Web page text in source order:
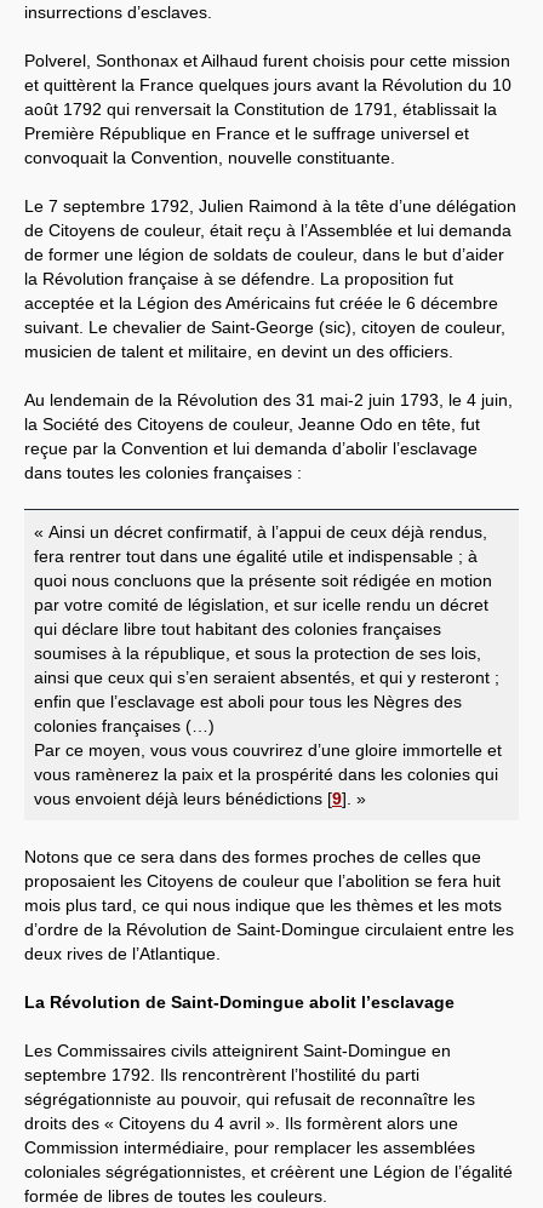
insurrections d’esclaves.
Polverel, Sonthonax et Ailhaud furent choisis pour cette mission
et quittèrent la France quelques jours avant la Révolution du 10
août 1792 qui renversait la Constitution de 1791, établissait la
Première République en France et le suffrage universel et
convoquait la Convention, nouvelle constituante.
Le 7 septembre 1792, Julien Raimond à la tête d’une délégation
de Citoyens de couleur, était reçu à l’Assemblée et lui demanda
de former une légion de soldats de couleur, dans le but d’aider
la Révolution française à se défendre. La proposition fut
acceptée et la Légion des Américains fut créée le 6 décembre
suivant. Le chevalier de Saint-George (sic), citoyen de couleur,
musicien de talent et militaire, en devint un des officiers.
Au lendemain de la Révolution des 31 mai-2 juin 1793, le 4 juin,
la Société des Citoyens de couleur, Jeanne Odo en tête, fut
reçue par la Convention et lui demanda d’abolir l’esclavage
dans toutes les colonies françaises :
« Ainsi un décret confirmatif, à l’appui de ceux déjà rendus,
fera rentrer tout dans une égalité utile et indispensable ; à
quoi nous concluons que la présente soit rédigée en motion
par votre comité de législation, et sur icelle rendu un décret
qui déclare libre tout habitant des colonies françaises
soumises à la république, et sous la protection de ses lois,
ainsi que ceux qui s’en seraient absentés, et qui y resteront ;
enfin que l’esclavage est aboli pour tous les Nègres des
colonies françaises (…)
Par ce moyen, vous vous couvrirez d’une gloire immortelle et
vous ramènerez la paix et la prospérité dans les colonies qui
vous envoient déjà leurs bénédictions [9] . »
Notons que ce sera dans des formes proches de celles que
proposaient les Citoyens de couleur que l’abolition se fera huit
mois plus tard, ce qui nous indique que les thèmes et les mots
d’ordre de la Révolution de Saint-Domingue circulaient entre les
deux rives de l’Atlantique.
La Révolution de Saint-Domingue abolit l’esclavage
Les Commissaires civils atteignirent Saint-Domingue en
septembre 1792. Ils rencontrèrent l’hostilité du parti
ségrégationniste au pouvoir, qui refusait de reconnaître les
droits des « Citoyens du 4 avril ». Ils formèrent alors une
Commission intermédiaire, pour remplacer les assemblées
coloniales ségrégationnistes, et créèrent une Légion de l’égalité
formée de libres de toutes les couleurs.